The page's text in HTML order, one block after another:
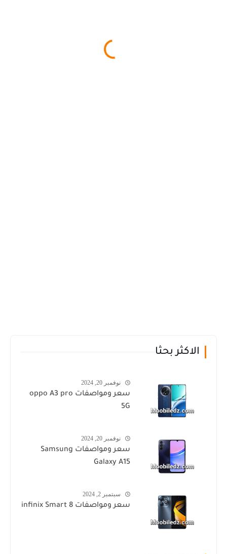
الاكثر بحثا
نوفمبر 20, 2024
سعر ومواصفات oppo A3 pro
5G
نوفمبر 20, 2024
سعر ومواصفات Samsung
Galaxy A15
سبتمبر 2, 2024
سعر ومواصفات infinix Smart 8